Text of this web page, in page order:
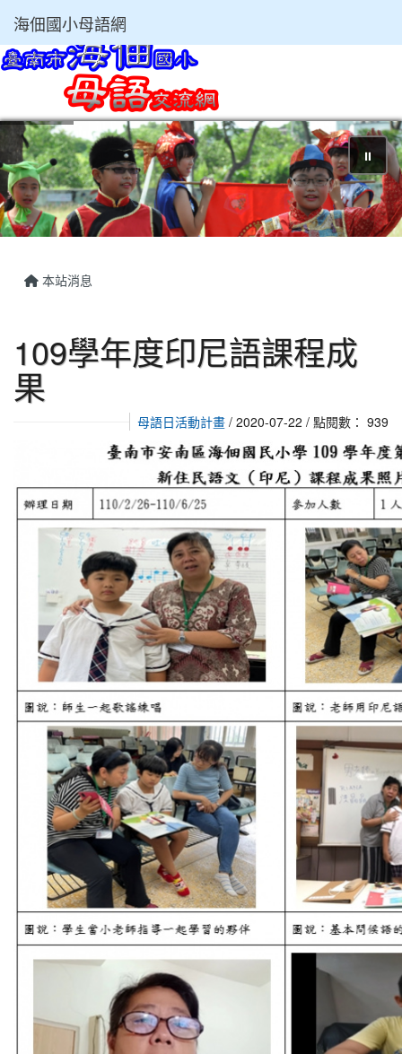
海佃國小母語網
⏸
本站消息
109學年度印尼語課程成
果
母語日活動計畫 / 2020-07-22 / 點閱數： 939